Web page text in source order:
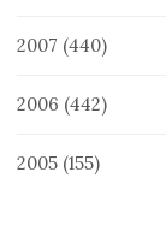
2007 (440)
2006 (442)
2005 (155)